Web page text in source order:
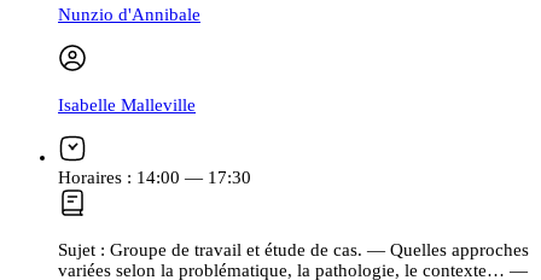
Nunzio d'Annibale
Isabelle Malleville
Horaires : 14:00 — 17:30
Sujet : Groupe de travail et étude de cas. — Quelles approches
variées selon la problématique, la pathologie, le contexte… —